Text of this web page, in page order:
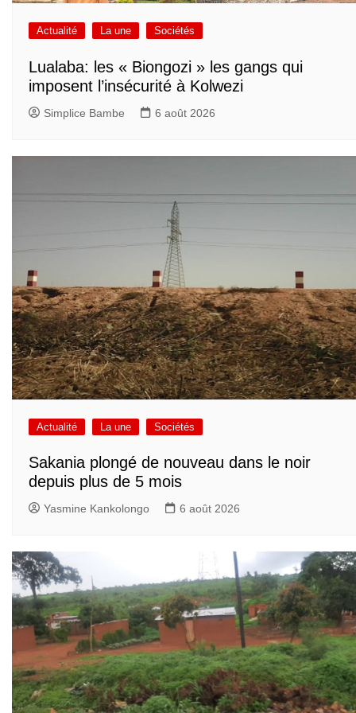
Actualité La une Sociétés
Lualaba: les « Biongozi » les gangs qui
imposent l’insécurité à Kolwezi
Simplice Bambe 6 août 2026
Actualité La une Sociétés
Sakania plongé de nouveau dans le noir
depuis plus de 5 mois
Yasmine Kankolongo 6 août 2026